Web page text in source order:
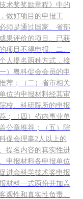
术奖奖励章程》中的
做好项目的申报工
须是通过国家、省部
果评价的项目。已获
项目不得申报。二、
人提名两种方式，接
）粤科促会会员的申
荐；（二）省市相关
位的申报材料经其审
校、科研院所的申报
；（四）省内事业单
公章推荐；（五）院
促会理事2人以上的
提名内容的真实性进
申报材料各申报单位
进会科学技术奖申报
材料一式两份并加盖
观性和真实性负责。